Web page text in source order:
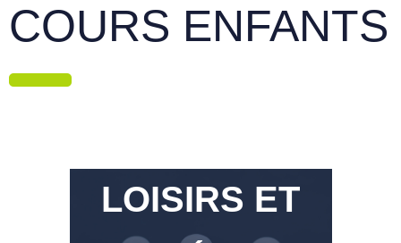
COURS ENFANTS
LOISIRS ET